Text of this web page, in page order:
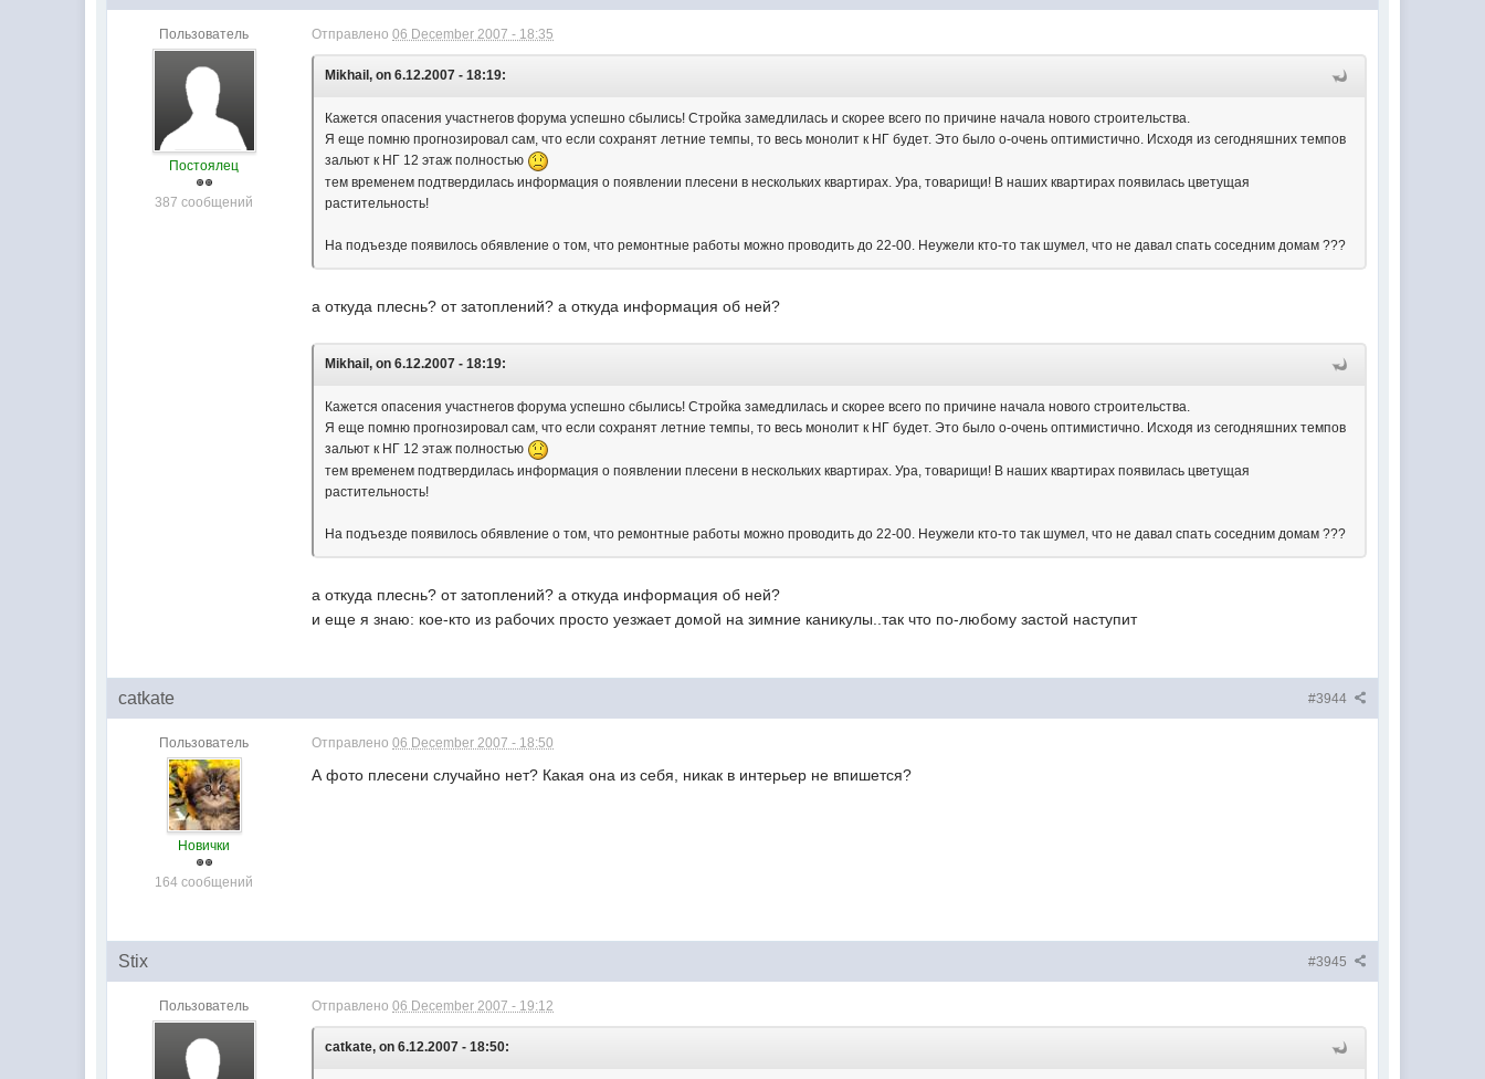
Пользователь
Постоялец
387 сообщений
Отправлено06 December 2007 - 18:35
Mikhail, on 6.12.2007 - 18:19:
Кажется опасения участнегов форума успешно сбылись! Стройка замедлилась и скорее всего по причине начала нового строительства.
Я еще помню прогнозировал сам, что если сохранят летние темпы, то весь монолит к НГ будет. Это было о-очень оптимистично. Исходя из сегодняшних темпов
зальют к НГ 12 этаж полностью
тем временем подтвердилась информация о появлении плесени в нескольких квартирах. Ура, товарищи! В наших квартирах появилась цветущая
растительность!
На подъезде появилось обявление о том, что ремонтные работы можно проводить до 22-00. Неужели кто-то так шумел, что не давал спать соседним домам ???
а откуда плеснь? от затоплений? а откуда информация об ней?
Mikhail, on 6.12.2007 - 18:19:
Кажется опасения участнегов форума успешно сбылись! Стройка замедлилась и скорее всего по причине начала нового строительства.
Я еще помню прогнозировал сам, что если сохранят летние темпы, то весь монолит к НГ будет. Это было о-очень оптимистично. Исходя из сегодняшних темпов
зальют к НГ 12 этаж полностью
тем временем подтвердилась информация о появлении плесени в нескольких квартирах. Ура, товарищи! В наших квартирах появилась цветущая
растительность!
На подъезде появилось обявление о том, что ремонтные работы можно проводить до 22-00. Неужели кто-то так шумел, что не давал спать соседним домам ???
а откуда плеснь? от затоплений? а откуда информация об ней?
и еще я знаю: кое-кто из рабочих просто уезжает домой на зимние каникулы..так что по-любому застой наступит
#3944
catkate
Пользователь
Новички
164 сообщений
Отправлено06 December 2007 - 18:50
А фото плесени случайно нет? Какая она из себя, никак в интерьер не впишется?
#3945
Stix
Пользователь Отправлено06 December 2007 - 19:12
catkate, on 6.12.2007 - 18:50: